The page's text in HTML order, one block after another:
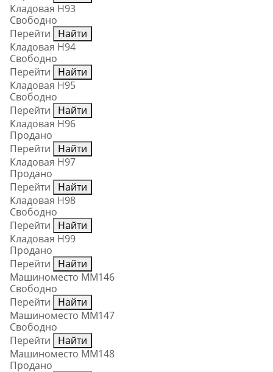
Кладовая Н93
Свободно
Перейти
Найти
Кладовая Н94
Свободно
Перейти
Найти
Кладовая Н95
Свободно
Перейти
Найти
Кладовая Н96
Продано
Перейти
Найти
Кладовая Н97
Продано
Перейти
Найти
Кладовая Н98
Свободно
Перейти
Найти
Кладовая Н99
Продано
Перейти
Найти
Машиноместо ММ146
Свободно
Перейти
Найти
Машиноместо ММ147
Свободно
Перейти
Найти
Машиноместо ММ148
Продано